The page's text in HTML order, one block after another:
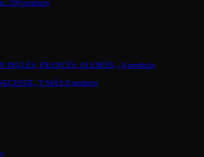
100 products
INGLÉS, FRANCÉS, ALEMÁN,,,,0 products
Y MÁS.8 products